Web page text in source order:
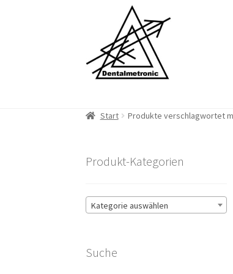
Navigation
springen
springen
Start
Produkte verschlagwortet
Produkt-Kategorien
Kategorie auswählen
Suche